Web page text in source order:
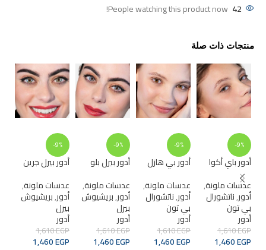
42
People watching this product now!
منتجات ذات صلة
-9%
أدور باي أكوا
عدسات ملونة,
أدور,ناتشورال
بي تون
أدور
1,610EGP
1,460EGP
-9%
أدور بي هازل
عدسات ملونة,
أدور,ناتشورال
بي تون
أدور
1,610EGP
1,460EGP
-9%
أدور بيرل بلو
عدسات ملونة,
أدور,بريشيوش
بيرل
أدور
1,610EGP
1,460EGP
-9%
أدور بيرل جرين
عدسات ملونة,
أدور,بريشيوش
بيرل
أدور
1,610EGP
1,460EGP